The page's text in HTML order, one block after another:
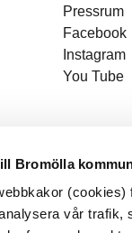
Bromölla
vår trafik,
Pressrum
Facebook
Instagram
You Tube